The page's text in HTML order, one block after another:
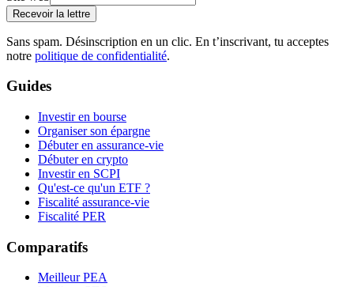
Recevoir la lettre
Sans spam. Désinscription en un clic. En t’inscrivant, tu acceptes
notre politique de confidentialité.
Guides
Investir en bourse
Organiser son épargne
Débuter en assurance-vie
Débuter en crypto
Investir en SCPI
Qu'est-ce qu'un ETF ?
Fiscalité assurance-vie
Fiscalité PER
Comparatifs
Meilleur PEA